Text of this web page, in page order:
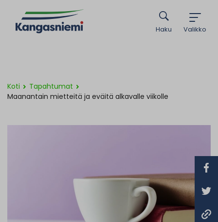
Valikko
Haku
Koti
Tapahtumat
Maanantain mietteitä ja eväitä alkavalle viikolle